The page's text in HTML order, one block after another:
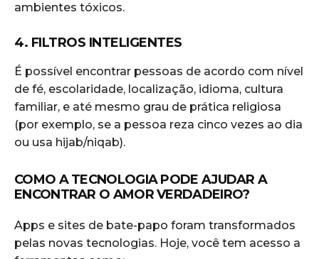
ambientes tóxicos.
4. FILTROS INTELIGENTES
É possível encontrar pessoas de acordo com nível
de fé, escolaridade, localização, idioma, cultura
familiar, e até mesmo grau de prática religiosa
(por exemplo, se a pessoa reza cinco vezes ao dia
ou usa hijab/niqab).
COMO A TECNOLOGIA PODE AJUDAR A
ENCONTRAR O AMOR VERDADEIRO?
Apps e sites de bate-papo foram transformados
pelas novas tecnologias. Hoje, você tem acesso a